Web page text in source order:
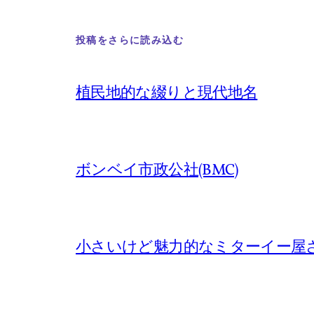
投稿をさらに読み込む
植民地的な綴りと現代地名
ボンベイ市政公社(BMC)
小さいけど魅力的なミターイー屋